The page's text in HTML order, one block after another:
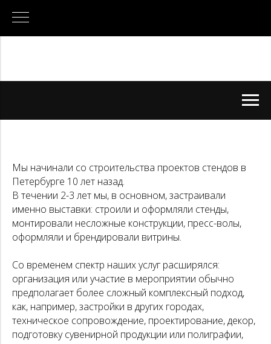
Мы начинали со строительства проектов стендов в
Петербурге 10 лет назад.
В течении 2-3 лет мы, в основном, застраивали
именно выставки: строили и оформляли стенды,
монтировали несложные конструкции, пресс-волы,
оформляли и брендировали витрины.
Со временем спектр наших услуг расширялся:
организация или участие в мероприятии обычно
предполагает более сложный комплексный подход,
как, например, застройки в других городах,
техническое сопровождение, проектирование, декор,
подготовку сувенирной продукции или полиграфии,